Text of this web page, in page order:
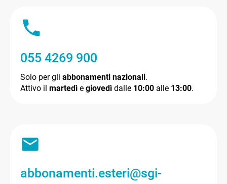
055 4269 900
Solo per gli abbonamenti nazionali.
Attivo il martedì e giovedì dalle 10:00 alle 13:00.
abbonamenti.esteri@sgi-